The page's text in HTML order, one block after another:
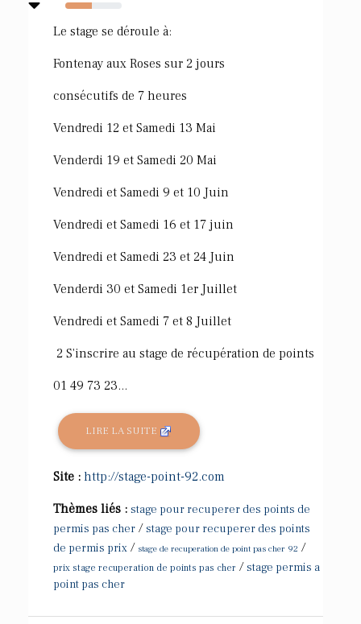
47%
Le stage se déroule à:
Fontenay aux Roses sur 2 jours
consécutifs de 7 heures
Vendredi 12 et Samedi 13 Mai
Venderdi 19 et Samedi 20 Mai
Vendredi et Samedi 9 et 10 Juin
Vendredi et Samedi 16 et 17 juin
Vendredi et Samedi 23 et 24 Juin
Venderdi 30 et Samedi 1er Juillet
Vendredi et Samedi 7 et 8 Juillet
2 S'inscrire au stage de récupération de points
01 49 73 23...
LIRE LA SUITE
Site : http://stage-point-92.com
Thèmes liés : stage pour recuperer des points de
permis pas cher /stage pour recuperer des points
de permis prix / stage de recuperation de point pas cher 92 /
prix stage recuperation de points pas cher /stage permis a
point pas cher